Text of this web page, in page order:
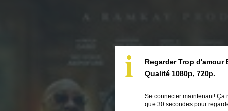
i
Regarder Trop d'amour
Qualité 1080p, 720p.
Se connecter maintenant! Ça
que 30 secondes pour